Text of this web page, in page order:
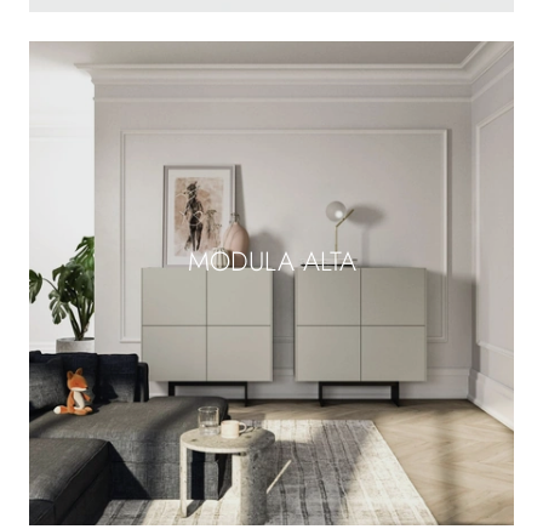
MODULA ALTA